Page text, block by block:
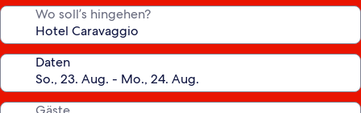
Wo soll’s hingehen?
Daten